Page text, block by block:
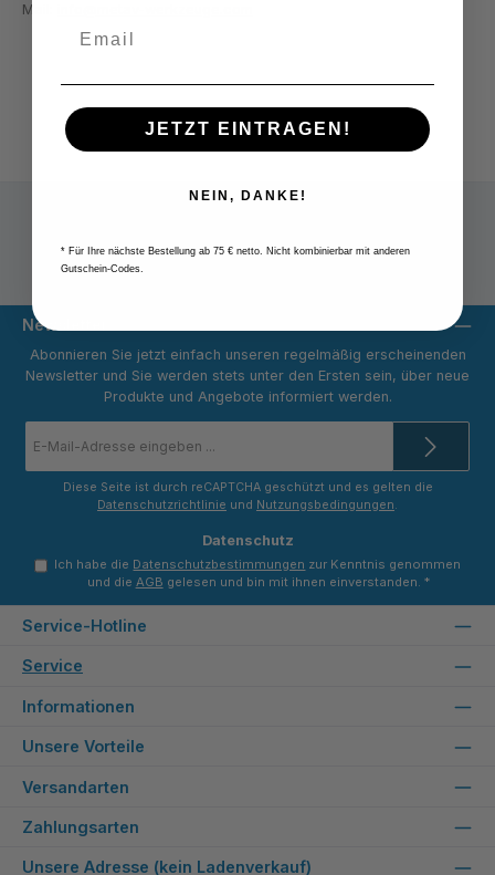
Mail:
Newsletter
Abonnieren Sie jetzt einfach unseren regelmäßig erscheinenden
Newsletter und Sie werden stets unter den Ersten sein, über neue
Produkte und Angebote informiert werden.
Mail-
*
Diese Seite ist durch reCAPTCHA geschützt und es gelten die
Datenschutzrichtlinie und Nutzungsbedingungen.
Datenschutz
Ich habe die Datenschutzbestimmungen zur Kenntnis genommen
und die AGB gelesen und bin mit ihnen einverstanden. *
Service-Hotline
Service
Informationen
Unsere Vorteile
Versandarten
Zahlungsarten
Unsere Adresse (kein Ladenverkauf)
JETZT EINTRAGEN!
NEIN, DANKE!
* Für Ihre nächste Bestellung ab 75 € netto. Nicht kombinierbar mit anderen
Gutschein-Codes.